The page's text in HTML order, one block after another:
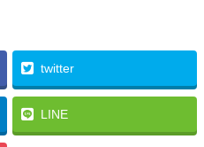
twitter
LINE